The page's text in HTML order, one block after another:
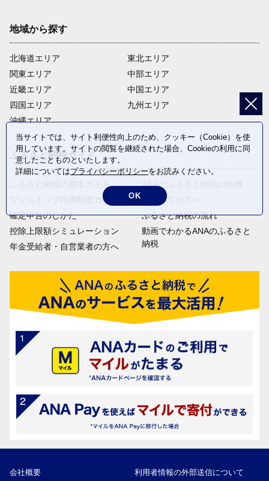
地域から探す
北海道エリア
関東エリア
近畿エリア
四国エリア
沖縄エリア
東北エリア
中部エリア
中国エリア
九州エリア
ふるさと納税ガイド
ふるさと納税の基本ガイド
ワンストップ特例制度ガイド
確定申告のしかた
控除上限額シミュレーション
年金受給者・自営業者の方へ
ANAのふるさと納税の特徴
はじめての方へ
ふるさと納税の流れ
動画でわかるANAのふるさと
納税
会社概要 利用者情報の外部送信について
当サイトでは、サイト利便性向上のため、クッキー（Cookie）を使
用しています。サイトの閲覧を継続された場合、Cookieの利用に同
意したことものといたします。
詳細についてはプライバシーポリシーをお読みください。
OK